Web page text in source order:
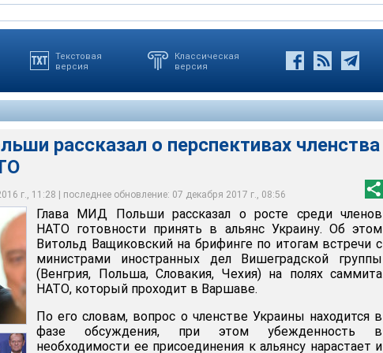
Текстовая
версия
Классическая
версия
рассказал о перспективах членства
г., 11:28 | последнее обновление: 07 декабря 2017 г., 08:56
о росте среди членов НАТО готовности принять в
о членстве Украины находится в фазе обсуждения, при этом
ее присоединения к альянсу нарастает и внутри
НАТО
саммит НАТО в Варшаве руководство называет
Глава МИД Польши рассказал о росте среди членов
НАТО готовности принять в альянс Украину. Об этом
Витольд Ващиковский на брифинге по итогам встречи с
министрами иностранных дел Вишеградской группы
(Венгрия, Польша, Словакия, Чехия) на полях саммита
НАТО, который проходит в Варшаве.
По его словам, вопрос о членстве Украины находится в
фазе обсуждения, при этом убежденность в
необходимости ее присоединения к альянсу нарастает и